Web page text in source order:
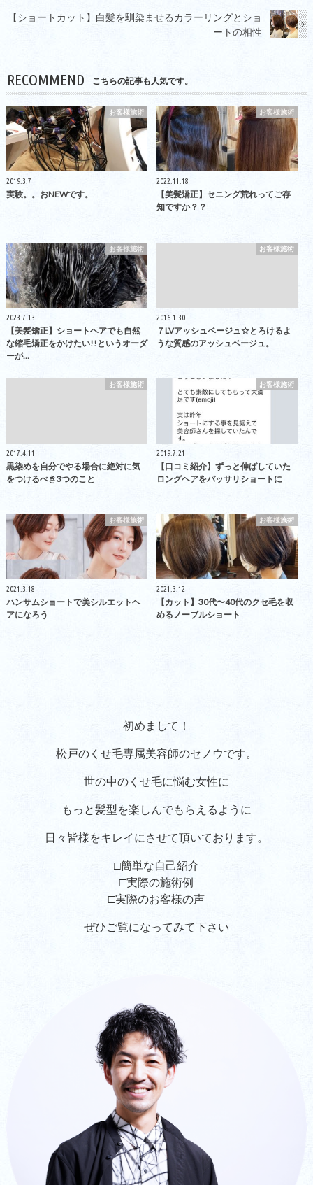
【ショートカット】白髪を馴染ませるカラーリングとショ
ートの相性
RECOMMEND こちらの記事も人気です。
お客様施術
2019.3.7
実験。。おNEWです。
お客様施術
2022.11.18
【美髪矯正】セニング荒れってご存
知ですか？？
お客様施術
2023.7.13
【美髪矯正】ショートヘアでも自然
な縮毛矯正をかけたい!!というオーダ
ーが…
お客様施術
2016.1.30
７LVアッシュベージュ☆とろけるよ
うな質感のアッシュベージュ。
お客様施術
2017.4.11
黒染めを自分でやる場合に絶対に気
をつけるべき3つのこと
お客様施術
2019.7.21
【口コミ紹介】ずっと伸ばしていた
ロングヘアをバッサリショートに
お客様施術
2021.3.18
ハンサムショートで美シルエットヘ
アになろう
お客様施術
2021.3.12
【カット】30代〜40代のクセ毛を収
めるノーブルショート
初めまして！
松戸のくせ毛専属美容師のセノウです。
世の中のくせ毛に悩む女性に
もっと髪型を楽しんでもらえるように
日々皆様をキレイにさせて頂いております。
□簡単な自己紹介
□実際の施術例
□実際のお客様の声
ぜひご覧になってみて下さい